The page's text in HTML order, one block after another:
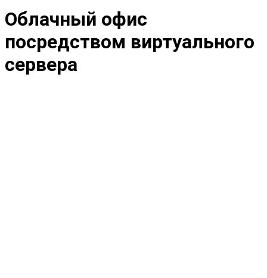
Облачный офис
посредством виртуального
сервера